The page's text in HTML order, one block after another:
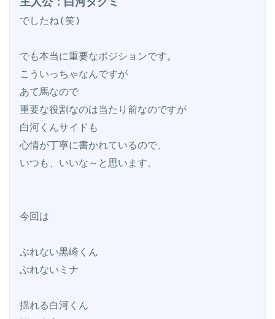
でしたね(笑)
でも本当に重要なポジションです。
こういっちゃなんですが
あて馬なので
重要な役割なのは当たり前なのですが
白河くんサイドも
心情が丁寧に書かれているので、
いつも、いいな～と思います。
今回は
ぶれない黒崎くん
ぶれないミナ
揺れる白河くん